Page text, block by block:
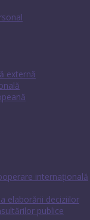
externă
internaţională
elaborării deciziilor
publice